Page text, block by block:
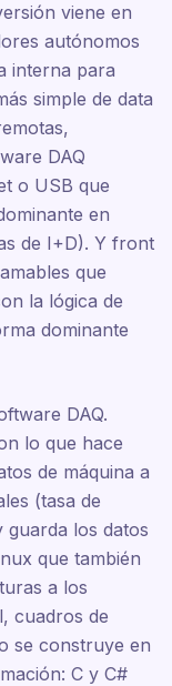
viene en
autónomos
interna para
simple de data
DAQ
o USB que
en
de I+D). Y front
que
la lógica de
dominante
DAQ.
lo que hace
de máquina a
(tasa de
guarda los datos
que también
a los
cuadros de
se construye en
C y C#